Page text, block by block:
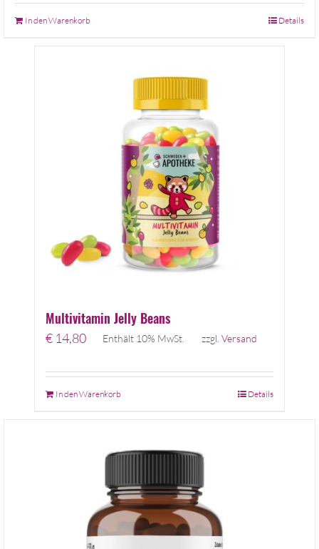
In den Warenkorb Details
Multivitamin Jelly Beans
€ 14,80 Enthält 10% MwSt. zzgl. Versand
In den Warenkorb Details